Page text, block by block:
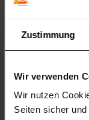
Zustimmung
Wir verwenden
Wir nutzen
Seiten sicher
Tiefe ca. cm:
Versand:
Artikelnummer:
EAN:
Artikel gehört zur